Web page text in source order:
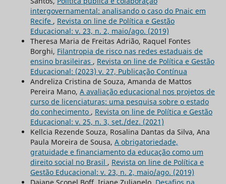
intergovernamental: analisando o caso do Pnaic em
Recife , Revista on line de Política e Gestão
Educacional: v. 23, n. 2, maio/ago. (2019)
Theresa Maria de Freitas Adrião, Raquel Fontes
Borghi, Filantropia de risco nas redes estaduais de
ensino brasileiras , Revista on line de Política e Gestão
Educacional: (2023) v. 27, Publicação Contínua
Andreliza Cristina de Souza, Amanda de Mattos
Pereira Mano, A avaliação educacional nos projetos de
curso de licenciaturas: uma pesquisa sobre o estado
do conhecimento , Revista on line de Política e Gestão
Educacional: v. 25, n. 3, set./dez. (2021)
Kellcia Rezende Souza, Rosalina Dantas da Silva, Ana
Paula Moreira de Sousa, A obrigatoriedade,
gratuidade e financiamento da educação como um
direito social no Brasil , Revista on line de Política e
Gestão Educacional: v. 23, n. 2, maio/ago. (2019)